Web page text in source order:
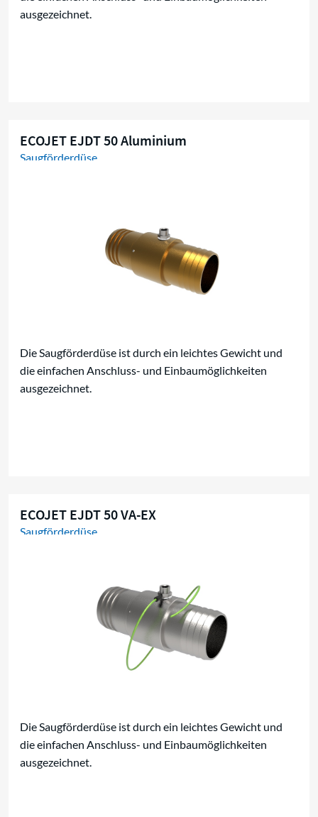
ausgezeichnet.
ECOJET EJDT 50 Aluminium
Saugförderdüse
Die Saugförderdüse ist durch ein leichtes Gewicht und
die einfachen Anschluss- und Einbaumöglichkeiten
ausgezeichnet.
ECOJET EJDT 50 VA-EX
Saugförderdüse
Die Saugförderdüse ist durch ein leichtes Gewicht und
die einfachen Anschluss- und Einbaumöglichkeiten
ausgezeichnet.